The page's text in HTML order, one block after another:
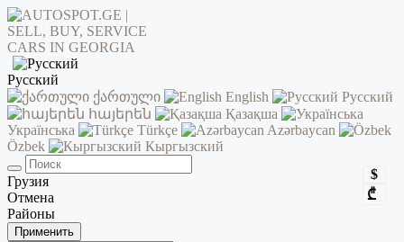
Русский
ქართული
English
Русский
հայերեն
Қазақша
Українська
Türkçe
Azərbaycan
Özbek
Кыргызский
$
₾
Грузия
Отмена
Районы
Применить